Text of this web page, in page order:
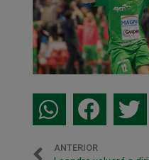
ANTERIOR